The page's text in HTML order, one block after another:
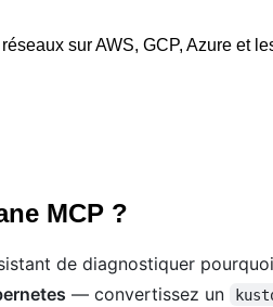
sur AWS, GCP, Azure et
MCP ?
de diagnostiquer
— convertissez un